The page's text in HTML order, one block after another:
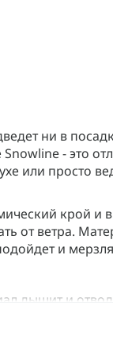
ни в
- это
или просто
крой и
от ветра.
и
дышит и
ты сможешь
и не